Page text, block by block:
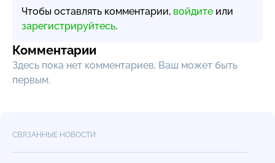
Чтобы оставлять комментарии, войдите или
зарегистрируйтесь.
Комментарии
Здесь пока нет комментариев, Ваш может быть
первым.
СВЯЗАННЫЕ НОВОСТИ